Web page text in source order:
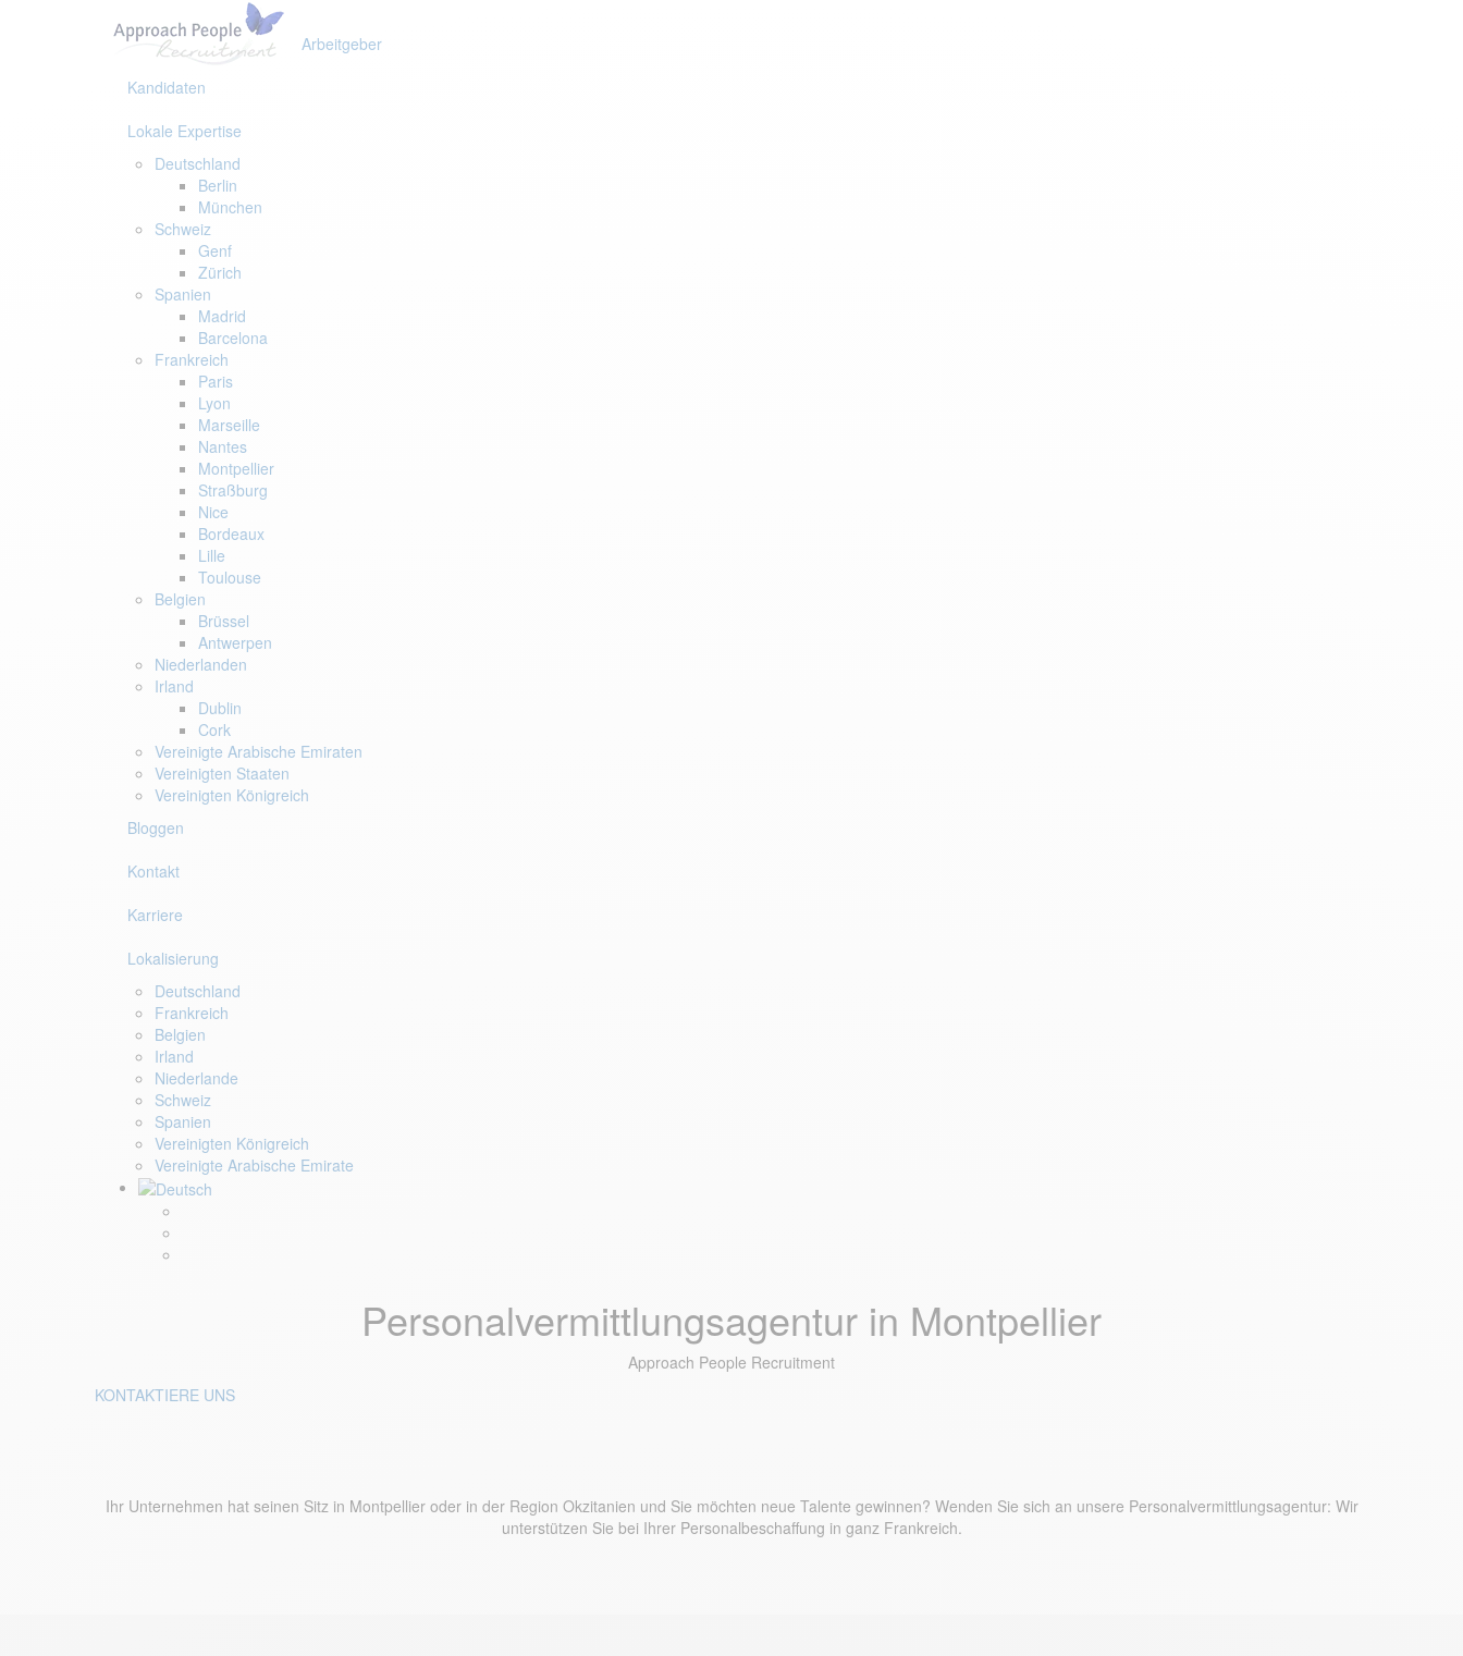
Arbeitgeber
Kandidaten
Lokale Expertise
Deutschland
Berlin
München
Schweiz
Genf
Zürich
Spanien
Madrid
Barcelona
Frankreich
Paris
Lyon
Marseille
Nantes
Montpellier
Straßburg
Nice
Bordeaux
Lille
Toulouse
Belgien
Brüssel
Antwerpen
Niederlanden
Irland
Dublin
Cork
Vereinigte Arabische Emiraten
Vereinigten Staaten
Vereinigten Königreich
Bloggen
Kontakt
Karriere
Lokalisierung
Deutschland
Frankreich
Belgien
Irland
Niederlande
Schweiz
Spanien
Vereinigten Königreich
Vereinigte Arabische Emirate
Personalvermittlungsagentur in Montpellier
Approach People Recruitment
KONTAKTIERE UNS
Ihr Unternehmen hat seinen Sitz in Montpellier oder in der Region Okzitanien und Sie möchten neue Talente gewinnen? Wenden Sie sich an unsere Personalvermittlungsagentur: Wir
unterstützen Sie bei Ihrer Personalbeschaffung in ganz Frankreich.